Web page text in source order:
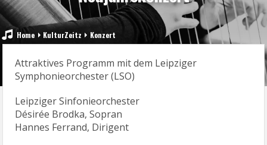
Home KulturZeitz Konzert
Attraktives Programm mit dem Leipziger
Symphonieorchester (LSO)
Leipziger Sinfonieorchester
Désirée Brodka, Sopran
Hannes Ferrand, Dirigent